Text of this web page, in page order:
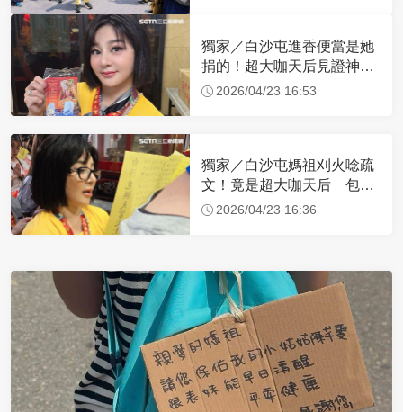
獨家／白沙屯進香便當是她
捐的！超大咖天后見證神
蹟 一靠近媽祖就爆哭
2026/04/23 16:53
獨家／白沙屯媽祖刈火唸疏
文！竟是超大咖天后 包尿
布忍尿5小時不喊累
2026/04/23 16:36